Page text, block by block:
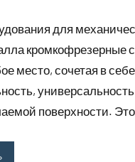
для
кромкофрезерные
место, сочетая в
поверхности.